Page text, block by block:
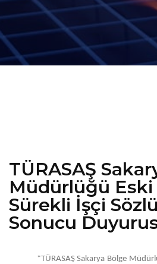
TÜRASAŞ
Müdürlüğü
Sürekli İşçi
Sonucu
*TÜRASAŞ Sakarya Bölge